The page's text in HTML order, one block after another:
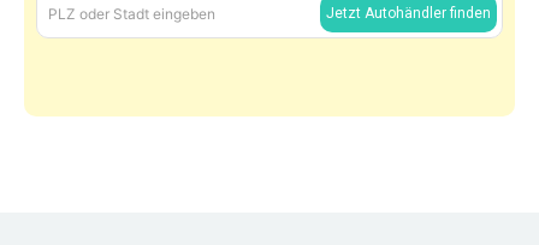
PLZ oder Stadt eingeben Jetzt Autohändler finden